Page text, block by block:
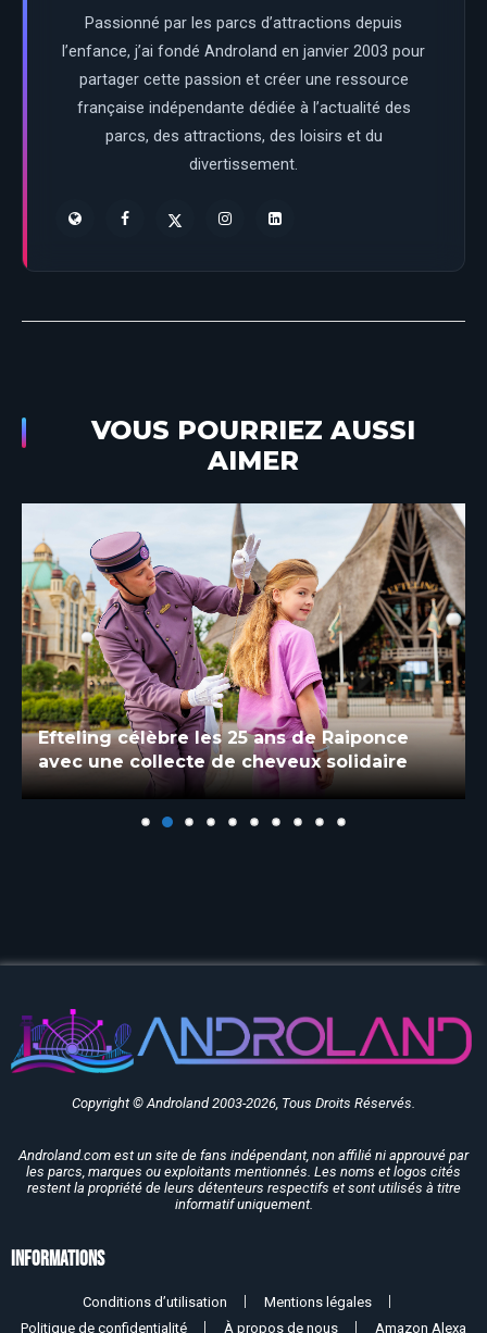
Passionné par les parcs d’attractions depuis
l’enfance, j’ai fondé Androland en janvier 2003 pour
partager cette passion et créer une ressource
française indépendante dédiée à l’actualité des
parcs, des attractions, des loisirs et du
divertissement.
VOUS POURRIEZ AUSSI
AIMER
Efteling célèbre les 25 ans de Raiponce
avec une collecte de cheveux solidaire
Copyright © Androland 2003-2026, Tous Droits Réservés.
Androland.com est un site de fans indépendant, non affilié ni approuvé par
les parcs, marques ou exploitants mentionnés. Les noms et logos cités
restent la propriété de leurs détenteurs respectifs et sont utilisés à titre
informatif uniquement.
Informations
Conditions d’utilisation
Mentions légales
Politique de confidentialité
À propos de nous Amazon Alexa